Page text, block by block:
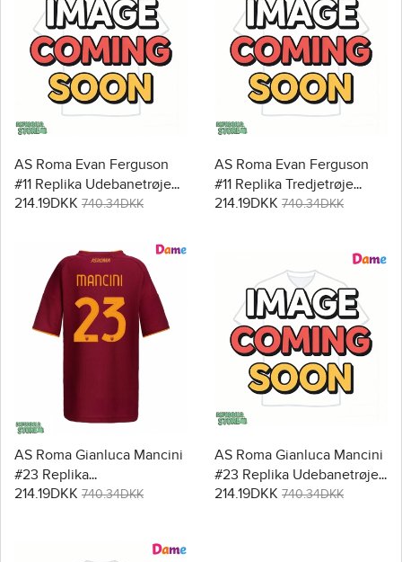
AS Roma Evan Ferguson
#11 Replika Udebanetrøje
Dame 2025-26 Kortærmet
214.19DKK 740.34DKK
AS Roma Evan Ferguson
#11 Replika Tredjetrøje
Dame 2025-26 Kortærmet
214.19DKK 740.34DKK
AS Roma Gianluca Mancini
#23 Replika
Hjemmebanetrøje Dame
214.19DKK 740.34DKK
AS Roma Gianluca Mancini
#23 Replika Udebanetrøje
Dame 2025-26 Kortærmet
214.19DKK 740.34DKK